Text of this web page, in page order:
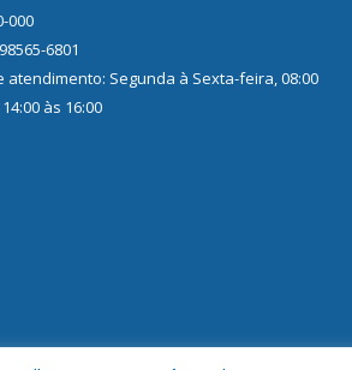
000
6801
atendimento: Segunda à Sexta-feira, 08:00
às 16:00